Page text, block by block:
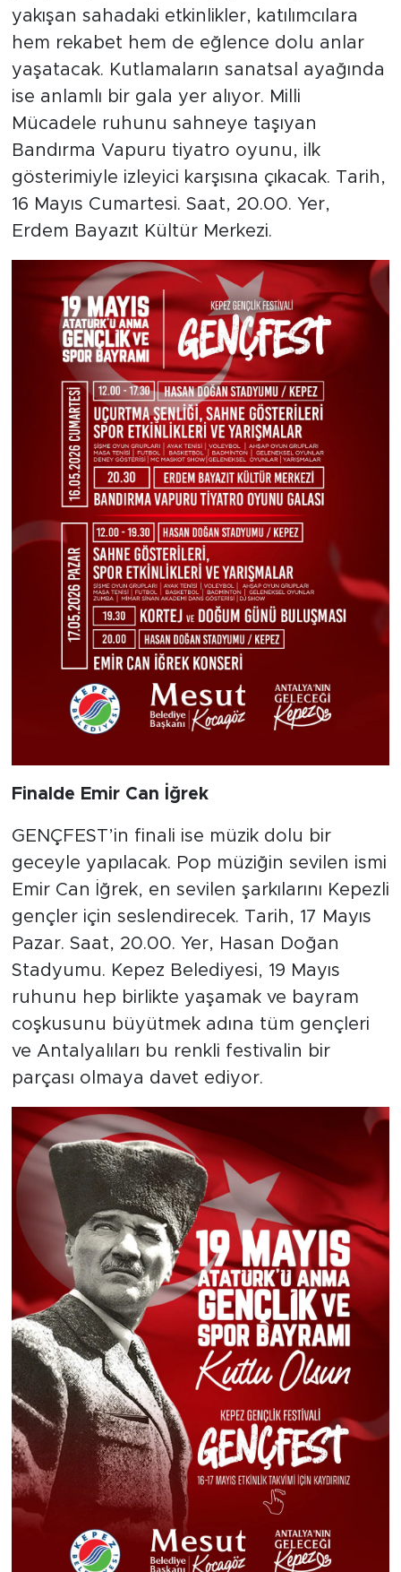
yakışan sahadaki etkinlikler, katılımcılara
hem rekabet hem de eğlence dolu anlar
yaşatacak. Kutlamaların sanatsal ayağında
ise anlamlı bir gala yer alıyor. Milli
Mücadele ruhunu sahneye taşıyan
Bandırma Vapuru tiyatro oyunu, ilk
gösterimiyle izleyici karşısına çıkacak. Tarih,
16 Mayıs Cumartesi. Saat, 20.00. Yer,
Erdem Bayazıt Kültür Merkezi.
Finalde Emir Can İğrek
GENÇFEST’in finali ise müzik dolu bir
geceyle yapılacak. Pop müziğin sevilen ismi
Emir Can İğrek, en sevilen şarkılarını Kepezli
gençler için seslendirecek. Tarih, 17 Mayıs
Pazar. Saat, 20.00. Yer, Hasan Doğan
Stadyumu. Kepez Belediyesi, 19 Mayıs
ruhunu hep birlikte yaşamak ve bayram
coşkusunu büyütmek adına tüm gençleri
ve Antalyalıları bu renkli festivalin bir
parçası olmaya davet ediyor.